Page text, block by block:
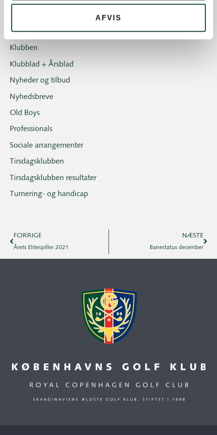
AFVIS
Juniorerne
Klubben
Klubblad + Årsblad
Nyheder og tilbud
Nyhedsbreve
Old Boys
Professionals
Sociale arrangementer
Tirsdagsklubben
Tirsdagsklubben resultater
Turnering- og handicap
FORRIGE
Årets Elitespiller 2021
NÆSTE
Banestatus december